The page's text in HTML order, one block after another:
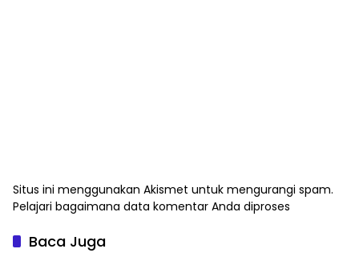
Situs ini menggunakan Akismet untuk mengurangi spam.
Pelajari bagaimana data komentar Anda diproses
Baca Juga